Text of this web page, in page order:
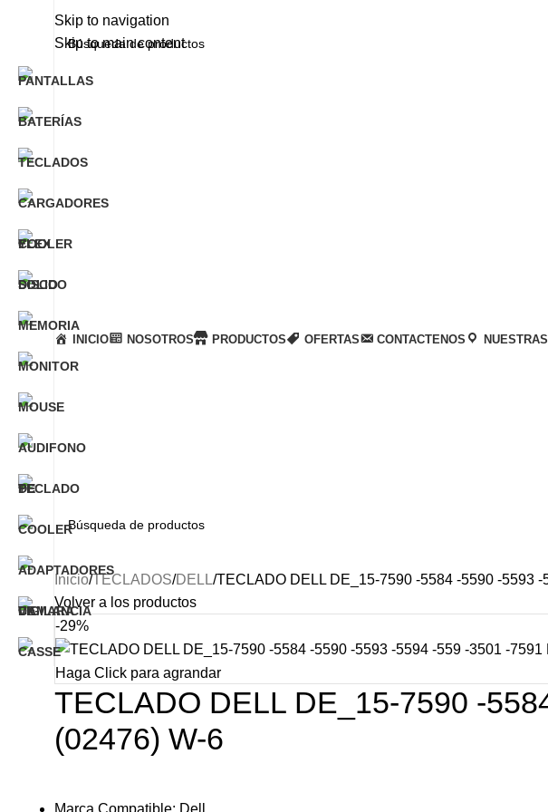
Skip to navigation
Skip to main content
+51 932 298 450
Entregas a domicilio
INICIO NOSOTROS PRODUCTOS OFERTAS CONTACTENOS
Inicio TECLADOS DELL TECLADO DELL DE_15-7590 -5584 -5590 -5593
Volver a los productos
-29%
Haga Click para agrandar
TECLADO DELL DE_15-7590 -
(02476) W-6